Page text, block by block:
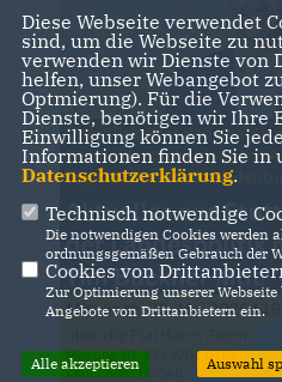
Diese Webseite verwendet
sind, um die Webseite zu
verwenden wir Dienste von
helfen, unser Webangebot
Optmierung). Für die
Dienste, benötigen wir Ihre
Einwilligung können Sie
Informationen finden Sie in
Datenschutzerklärung.
Technisch notwendige
Die notwendigen Cookies werden
ordnungsgemäßen Gebrauch der
Cookies von
Zur Optimierung unserer
Angebote von Drittanbietern ein.
Alle akzeptieren Auswahl